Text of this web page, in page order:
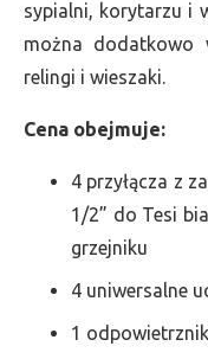
sypialni, korytarzu i
można dodatkowo
relingi i wieszaki.
Cena obejmuje:
4 przyłącza z
1/2” do Tesi
grzejniku
4 uniwersalne
1